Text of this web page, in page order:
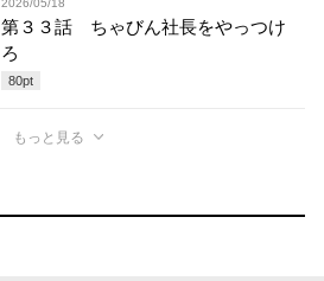
2026/05/18
第３３話 ちゃびん社長をやっつけ
ろ
80pt
もっと見る